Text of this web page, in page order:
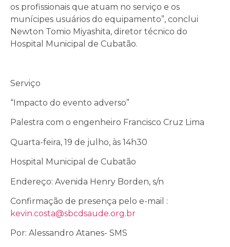
os profissionais que atuam no serviço e os
munícipes usuários do equipamento”, conclui
Newton Tomio Miyashita, diretor técnico do
Hospital Municipal de Cubatão.
Serviço
“Impacto do evento adverso”
Palestra com o engenheiro Francisco Cruz Lima
Quarta-feira, 19 de julho, às 14h30
Hospital Municipal de Cubatão
Endereço: Avenida Henry Borden, s/n
Confirmação de presença pelo e-mail :
kevin.costa@sbcdsaude.org.br
Por: Alessandro Atanes- SMS